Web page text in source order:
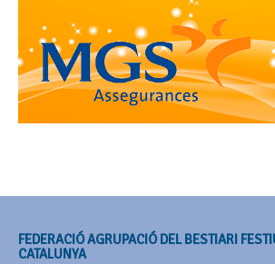
FEDERACIÓ AGRUPACIÓ DEL BESTIARI
CATALUNYA